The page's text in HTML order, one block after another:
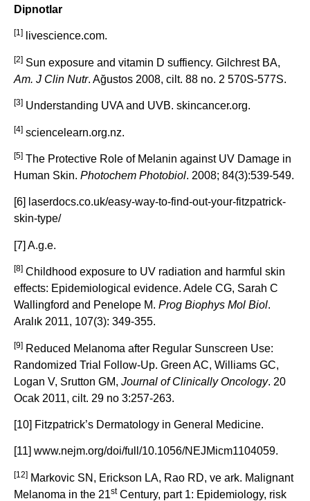
Dipnotlar
[1] livescience.com.
[2] Sun exposure and vitamin D suffiency. Gilchrest BA,
Am. J Clin Nutr. Ağustos 2008, cilt. 88 no. 2 570S-577S.
[3] Understanding UVA and UVB. skincancer.org.
[4] sciencelearn.org.nz.
[5] The Protective Role of Melanin against UV Damage in
Human Skin. Photochem Photobiol. 2008; 84(3):539-549.
[6] laserdocs.co.uk/easy-way-to-find-out-your-fitzpatrick-
skin-type/
[7] A.g.e.
[8] Childhood exposure to UV radiation and harmful skin
effects: Epidemiological evidence. Adele CG, Sarah C
Wallingford and Penelope M. Prog Biophys Mol Biol.
Aralık 2011, 107(3): 349-355.
[9] Reduced Melanoma after Regular Sunscreen Use:
Randomized Trial Follow-Up. Green AC, Williams GC,
Logan V, Srutton GM, Journal of Clinically Oncology. 20
Ocak 2011, cilt. 29 no 3:257-263.
[10] Fitzpatrick’s Dermatology in General Medicine.
[11] www.nejm.org/doi/full/10.1056/NEJMicm1104059.
[12] Markovic SN, Erickson LA, Rao RD, ve ark. Malignant
Melanoma in the 21stCentury, part 1: Epidemiology, risk